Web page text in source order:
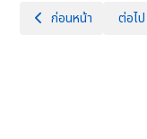
เนื้อหาก่อนหน้า: ขอแ
ก่อนหน้า เนื้อ
ต่อไป